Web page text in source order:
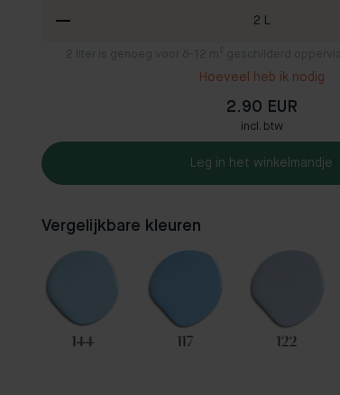
2 L
2 liter is genoeg voor 8-12 m² geschilderd
Hoeveel heb ik nodig
2.90 EUR
incl. btw
Leg in het winkelmandje
Vergelijkbare kleuren
144 117 122